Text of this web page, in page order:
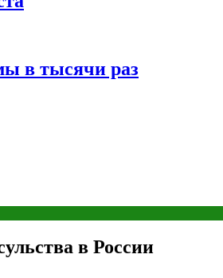
в тысячи раз
в России